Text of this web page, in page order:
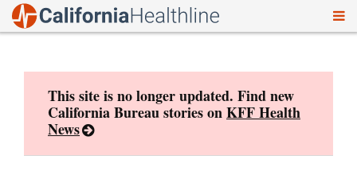
This site is no longer updated. Find new
California Bureau stories onKFF Health
News